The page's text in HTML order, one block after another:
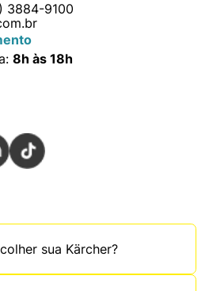
3884-9100
8h às 18h
sua Kärcher?